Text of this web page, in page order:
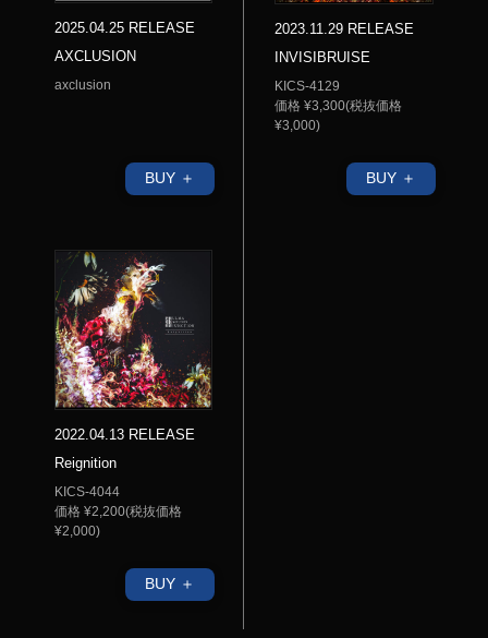
2025.04.25 RELEASE
AXCLUSION
axclusion
BUY ＋
2023.11.29 RELEASE
INVISIBRUISE
KICS-4129
価格 ¥3,300(税抜価格
¥3,000)
BUY ＋
2022.04.13 RELEASE
Reignition
KICS-4044
価格 ¥2,200(税抜価格
¥2,000)
BUY ＋